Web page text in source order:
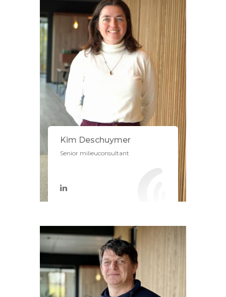
Kim Deschuymer
Senior milieuconsultant